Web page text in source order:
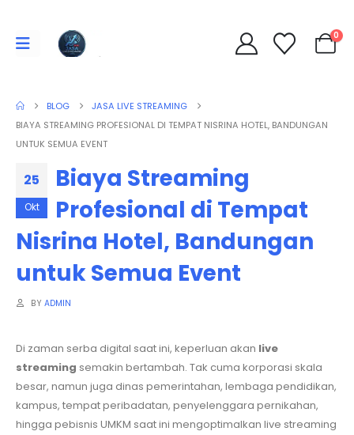
0
BLOG
JASA LIVE STREAMING
BIAYA STREAMING PROFESIONAL DI TEMPAT NISRINA HOTEL, BANDUNGAN
UNTUK SEMUA EVENT
25
Okt
Biaya Streaming
Profesional di Tempat
Nisrina Hotel, Bandungan
untuk Semua Event
BY ADMIN
Di zaman serba digital saat ini, keperluan akan live
streaming semakin bertambah. Tak cuma korporasi skala
besar, namun juga dinas pemerintahan, lembaga pendidikan,
kampus, tempat peribadatan, penyelenggara pernikahan,
hingga pebisnis UMKM saat ini mengoptimalkan live streaming